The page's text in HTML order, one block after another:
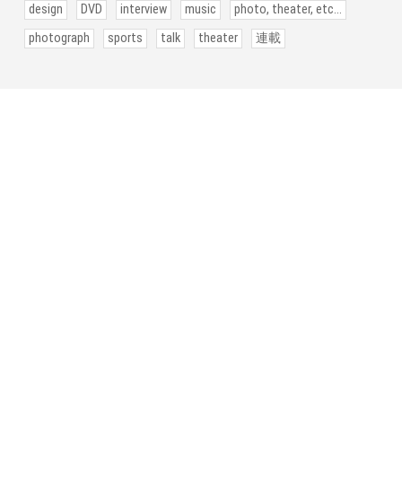
design
DVD interview music
photo, theater, etc...
photograph
sports talk theater 連載